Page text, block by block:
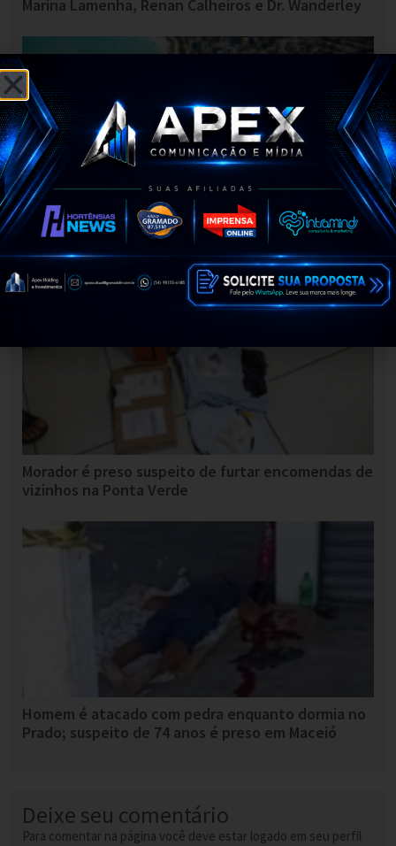
Marina Lamenha, Renan Calheiros e Dr. Wanderley
Maceió lidera Nordeste e ocupa 4º lugar no Brasil
em vendas para turistas estrangeiros
Morador é preso suspeito de furtar encomendas de
vizinhos na Ponta Verde
Homem é atacado com pedra enquanto dormia no
Prado; suspeito de 74 anos é preso em Maceió
Deixe seu comentário
Para comentar na página você deve estar logado em seu perfil